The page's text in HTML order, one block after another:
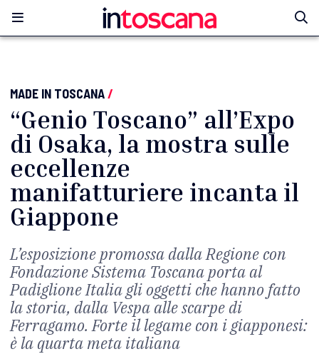
MADE IN TOSCANA/
“Genio Toscano” all’Expo
di Osaka, la mostra sulle
eccellenze
manifatturiere incanta il
Giappone
L’esposizione promossa dalla Regione con
Fondazione Sistema Toscana porta al
Padiglione Italia gli oggetti che hanno fatto
la storia, dalla Vespa alle scarpe di
Ferragamo. Forte il legame con i giapponesi:
è la quarta meta italiana